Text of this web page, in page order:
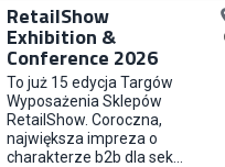
Kupiec / Kupczyni
Smyk S.A.
RetailShow
Exhibition &
Conference 2026
To już 15 edycja Targów
Wyposażenia Sklepów
RetailShow. Coroczna,
największa impreza o
charakterze b2b dla sek...